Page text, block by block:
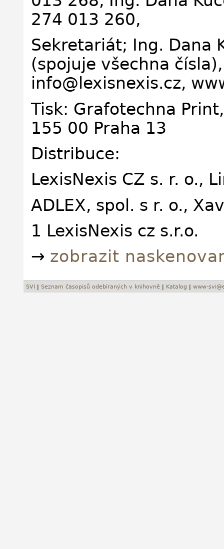
274 013 260,
Sekretariát; Ing. Dana
(spojuje všechna
info@lexisnexis.cz,
Tisk: Grafotechna
155 00 Praha 13
Distribuce:
LexisNexis CZ s. r. o.,
ADLEX, spol. s r. o.,
1 LexisNexis cz s.r.o.
→ zobrazit
SVI| Seznam časopisů odebíraných v knihovně| Katalog | www-